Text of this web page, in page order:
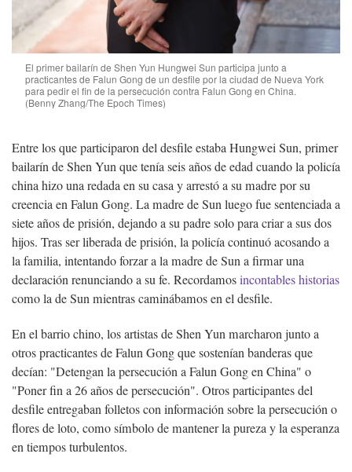
El primer bailarín de Shen Yun Hungwei Sun participa junto a
practicantes de Falun Gong de un desfile por la ciudad de Nueva York
para pedir el fin de la persecución contra Falun Gong en China.
(Benny Zhang/The Epoch Times)
Entre los que participaron del desfile estaba Hungwei Sun, primer
bailarín de Shen Yun que tenía seis años de edad cuando la policía
china hizo una redada en su casa y arrestó a su madre por su
creencia en Falun Gong. La madre de Sun luego fue sentenciada a
siete años de prisión, dejando a su padre solo para criar a sus dos
hijos. Tras ser liberada de prisión, la policía continuó acosando a
la familia, intentando forzar a la madre de Sun a firmar una
declaración renunciando a su fe. Recordamosincontables historias
como la de Sun mientras caminábamos en el desfile.
En el barrio chino, los artistas de Shen Yun marcharon junto a
otros practicantes de Falun Gong que sostenían banderas que
decían: "Detengan la persecución a Falun Gong en China" o
"Poner fin a 26 años de persecución". Otros participantes del
desfile entregaban folletos con información sobre la persecución o
flores de loto, como símbolo de mantener la pureza y la esperanza
en tiempos turbulentos.